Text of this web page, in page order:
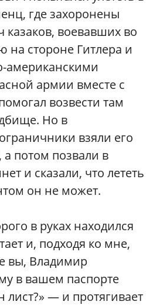
где захоронены
казаков, воевавших во
на стороне Гитлера и
американскими
армии вместе с
возвести там
Но в
взяли его
потом позвали в
и сказали, что лететь
он не может.
в руках находился
и, подходя ко мне,
вы, Владимир
в вашем паспорте
лист?» — и протягивает